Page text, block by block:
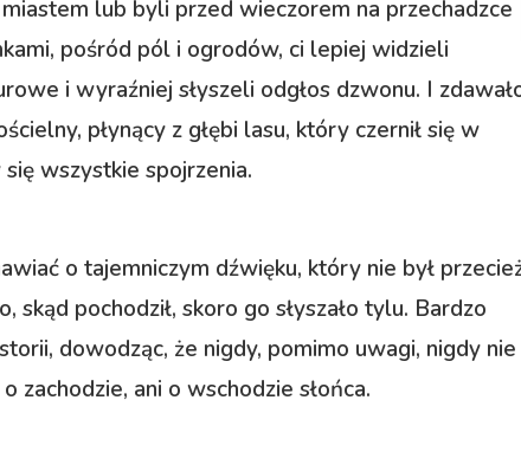
lub byli przed wieczorem na przechadzce
pośród pól i ogrodów, ci lepiej widzieli
i wyraźniej słyszeli odgłos dzwonu. I
płynący z głębi lasu, który czernił się w
wszystkie spojrzenia.
o tajemniczym dźwięku, który nie był
skąd pochodził, skoro go słyszało tylu. Bardzo
dowodząc, że nigdy, pomimo uwagi, nigdy nie
zachodzie, ani o wschodzie słońca.